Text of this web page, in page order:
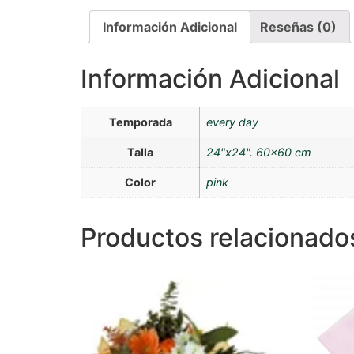
Información Adicional Reseñas (0)
Información Adicional
Temporada every day
Talla 24"x24". 60×60 cm
Color pink
Productos